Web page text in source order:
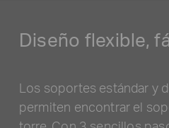
Diseño flexible,
Los soportes estándar y
permiten encontrar el